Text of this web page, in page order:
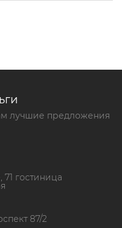
лучшие предложения
гостиница
87/2